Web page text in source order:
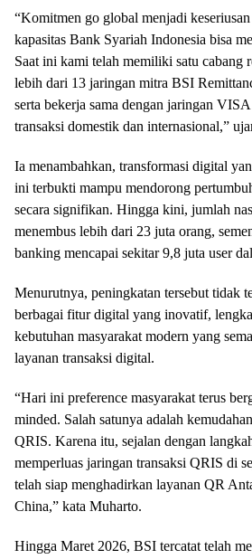
“Komitmen go global menjadi
kapasitas Bank Syariah Indonesia bisa
Saat ini kami telah memiliki satu cabang
lebih dari 13 jaringan mitra BSI
serta bekerja sama dengan jaringan
transaksi domestik dan internasional,”
Ia menambahkan, transformasi digital
ini terbukti mampu mendorong
secara signifikan. Hingga kini, jumlah
menembus lebih dari 23 juta orang,
banking mencapai sekitar 9,8 juta user
Menurutnya, peningkatan tersebut tidak
berbagai fitur digital yang inovatif,
kebutuhan masyarakat modern yang
layanan transaksi digital.
“Hari ini preference masyarakat terus
minded. Salah satunya adalah
QRIS. Karena itu, sejalan dengan
memperluas jaringan transaksi QRIS di
telah siap menghadirkan layanan QR
China,” kata Muharto.
Hingga Maret 2026, BSI tercatat telah